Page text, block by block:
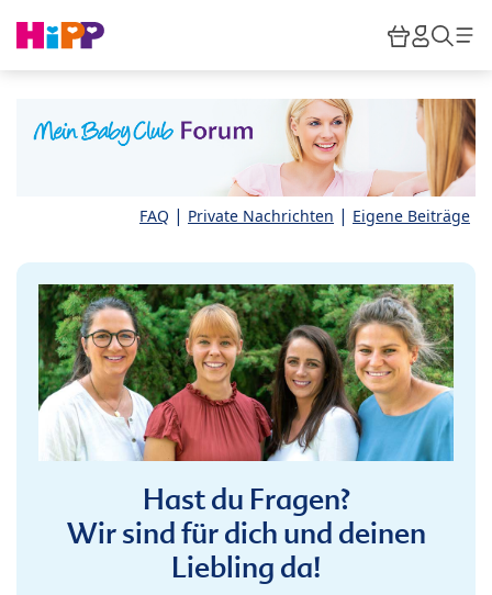
HiPP
FAQ | Private Nachrichten | Eigene Beiträge
Hast du Fragen?
Wir sind für dich und deinen
Liebling da!